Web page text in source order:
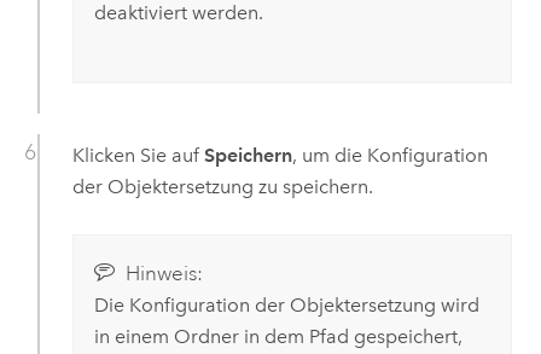
deaktiviert werden.
Klicken Sie auf Speichern, um die Konfiguration
der Objektersetzung zu speichern.
Hinweis:
Die Konfiguration der Objektersetzung wird
in einem Ordner in dem Pfad gespeichert,